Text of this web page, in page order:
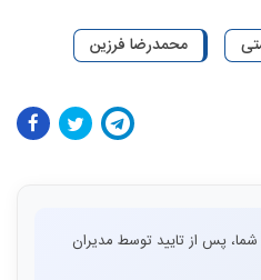
محمدرضا فرزین
پس از تایید توسط مدیران